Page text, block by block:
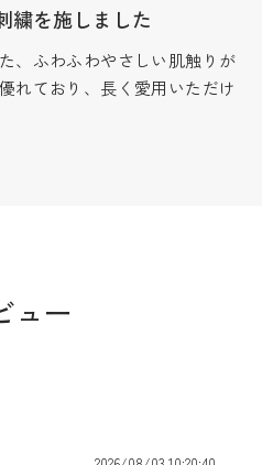
繍を施しました
、ふわふわやさしい肌触りが
れており、長く愛用いただけ
ュー